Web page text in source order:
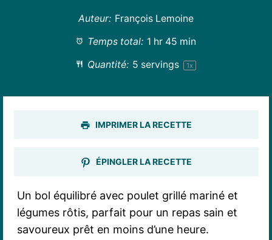
Auteur: François Lemoine
Temps total: 1 hr 45 min
Quantité: 5 servings 1x
IMPRIMER LA RECETTE
ÉPINGLER LA RECETTE
Un bol équilibré avec poulet grillé mariné et
légumes rôtis, parfait pour un repas sain et
savoureux prêt en moins d’une heure.